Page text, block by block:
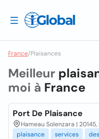
France/Plaisances
Meilleur
moi à France
Port De Plaisance
Hameau Solenzara |
plaisance
services des